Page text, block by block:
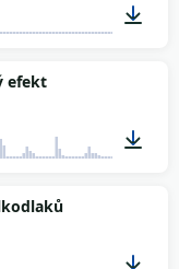
efekt